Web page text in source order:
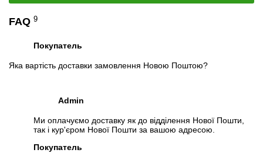
📧Запит оптової ціни
Слідкувати в Instagram
FAQ 9
Покупатель
Яка вартість доставки замовлення Новою Поштою?
Admin
Ми оплачуємо доставку як до відділення Нової Пошти,
так і кур'єром Нової Пошти за вашою адресою.
Покупатель